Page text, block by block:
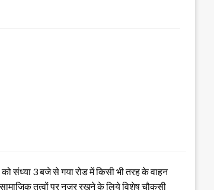
संध्या 3 बजे से गया रोड में किसी भी तरह के वाहन
तत्वों पर नज़र रखने के लिये विशेष चौकसी